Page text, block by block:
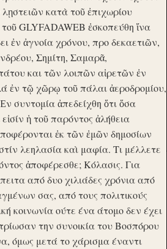
κατὰ τοῦ ἐπιχωρίου
GLYFADAWEB ἐσκοπεύθη ἵνα
ἐν ἀγνοία χρόνου, προ δεκαετιῶν,
Σημίτη, Σαμαρᾶ,
και τῶν λοιπῶν αἱρετῶν ἐν
ἐν τῷ χῶρῳ τοῦ πάλαι ἀεροδρομίου,
συντομία ἀπεδείχθη ὅτι ὅσα
ἡ τοῦ παρόντος ἀλήθεια
ἐκ τῶν ἐμῶν δημοσίων
λεηλασία καὶ μαφία. Τι μέλλετε
ἀποφέρεσθε; Κόλασις. Για
από δυο χιλιάδες χρόνια από
σας, από τους πολιτικούς
κοινωνία ούτε ένα άτομο δεν έχει
την συνοικία του Βοσπόρου
όμως μετά το χάρισμα έναντι